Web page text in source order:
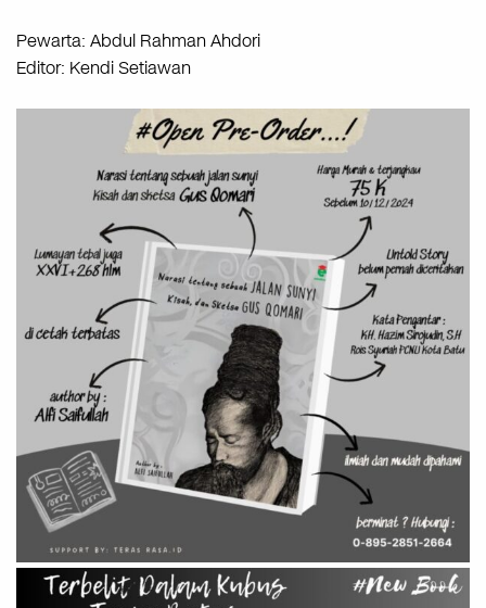
Pewarta: Abdul Rahman Ahdori
Editor: Kendi Setiawan